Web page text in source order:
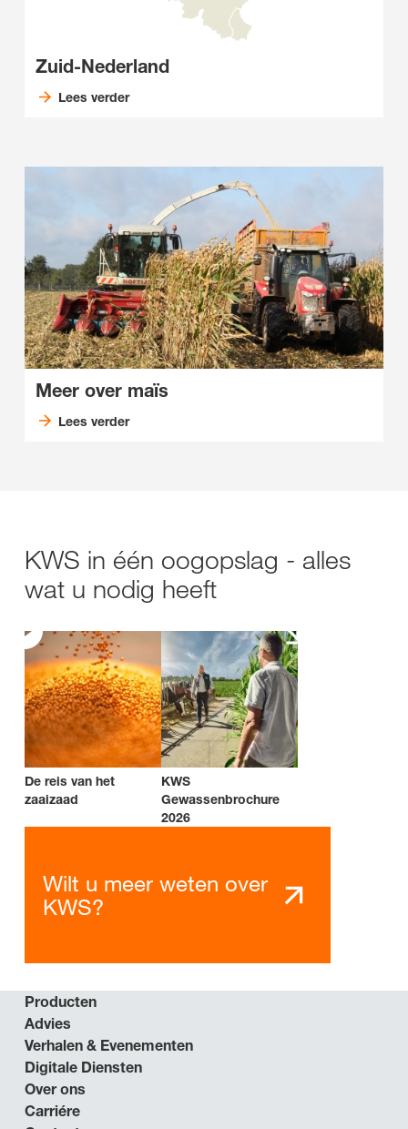
Zuid-Nederland
Lees verder
Meer over maïs
Lees verder
KWS in één oogopslag - alles
wat u nodig heeft
De reis van het
zaaizaad
KWS
Gewassenbrochure
2026
Wilt u meer weten over
KWS?
Producten
Advies
Verhalen & Evenementen
Digitale Diensten
Over ons
Carriére